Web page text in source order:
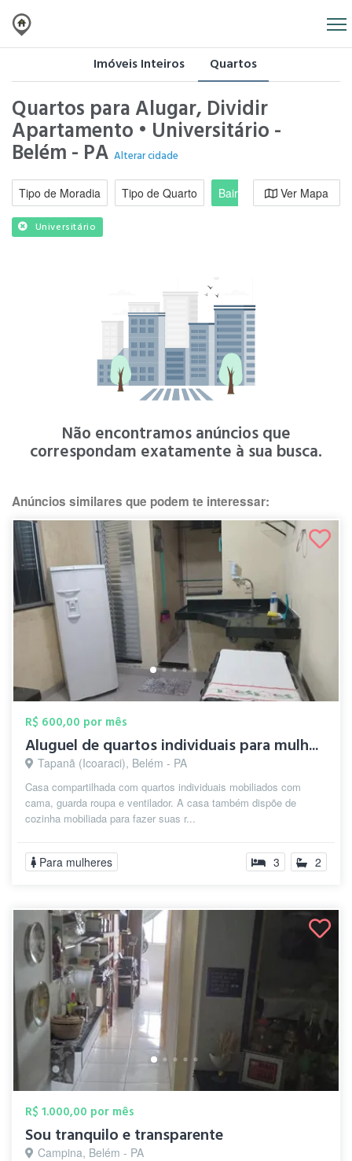
Imóveis Inteiros Quartos
Quartos para Alugar, Dividir
Apartamento • Universitário -
Belém - PA Alterar cidade
Tipo de Moradia Tipo de Quarto Bairro / RegiãoVer Mapa
Universitário
Não encontramos anúncios que
correspondam exatamente à sua busca.
Anúncios similares que podem te interessar:
R$ 600,00 por mês
Aluguel de quartos individuais para mulh...
Tapanã (Icoaraci), Belém - PA
Casa compartilhada com quartos individuais mobiliados com
cama, guarda roupa e ventilador. A casa também dispõe de
cozinha mobiliada para fazer suas r...
Para mulheres 3 2
R$ 1.000,00 por mês
Sou tranquilo e transparente
Campina, Belém - PA